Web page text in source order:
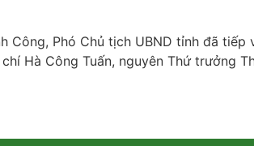
Công, Phó Chủ tịch UBND tỉnh đã
Hà Công Tuấn, nguyên Thứ trưởng